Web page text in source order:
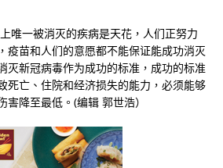
唯一被消灭的疾病是天花，人们正努力
疫苗和人们的意愿都不能保证能成功消灭
灭新冠病毒作为成功的标准，成功的标准
死亡、住院和经济损失的能力，必须能够
降至最低。(编辑 郭世浩）